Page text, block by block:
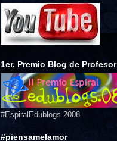
1er. Premio Blog de Profesor
#EspiralEdublogs 2008
#piensamelamor